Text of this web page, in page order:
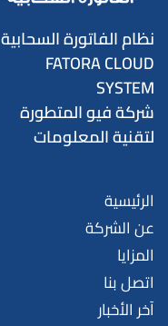
نظام الفاتورة السحابية
FATORA CLOUD
SYSTEM
شركة فيو المتطورة
لتقنية المعلومات
الرئيسية
عن الشركة
المزايا
اتصل بنا
آخر الأخبار